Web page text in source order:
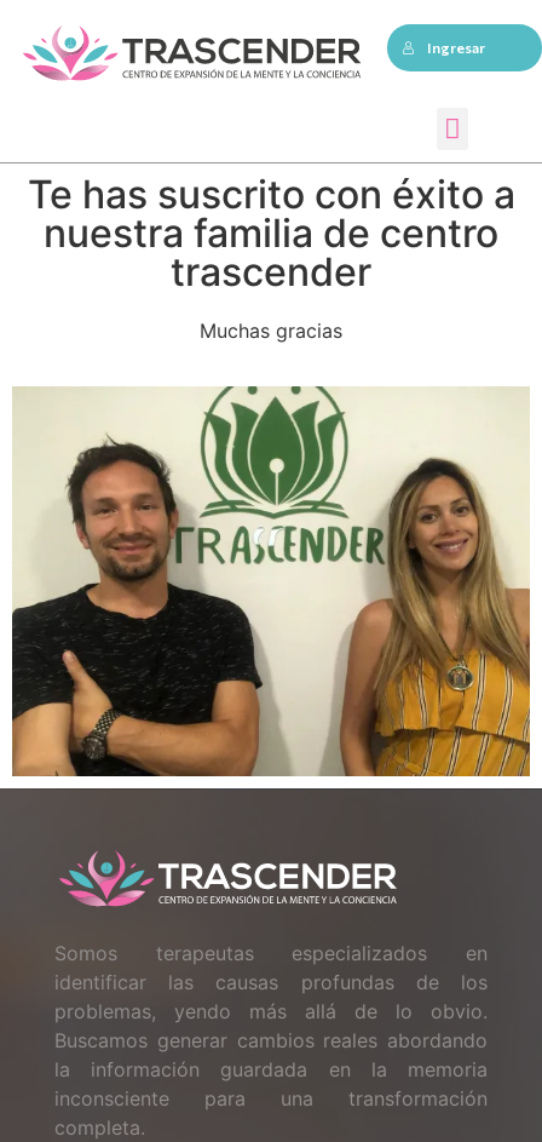
Ingresar
Te has suscrito con éxito a
nuestra familia de centro
trascender
Muchas gracias
Somos terapeutas especializados en
identificar las causas profundas de los
problemas, yendo más allá de lo obvio.
Buscamos generar cambios reales abordando
la información guardada en la memoria
inconsciente para una transformación
completa.